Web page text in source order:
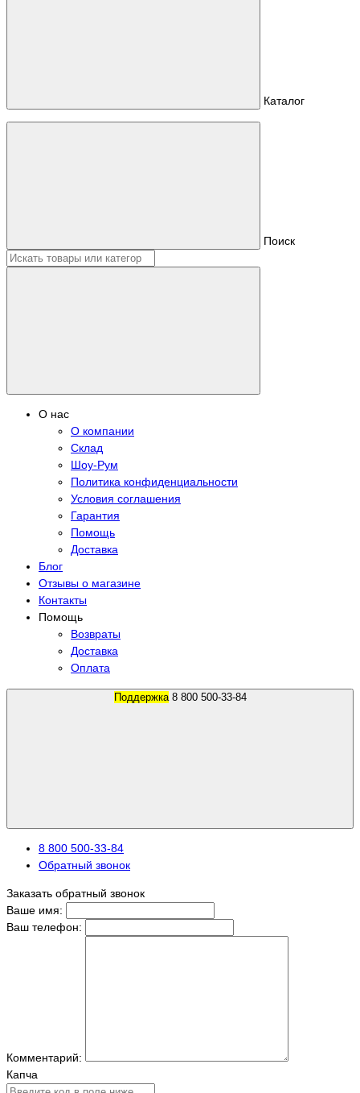
Каталог
Поиск
О нас
О компании
Склад
Шоу-Рум
Политика конфиденциальности
Условия соглашения
Гарантия
Помощь
Доставка
Блог
Отзывы о магазине
Контакты
Помощь
Возвраты
Доставка
Оплата
Поддержка 8 800 500-33-84
8 800 500-33-84
Обратный звонок
Заказать обратный звонок
Ваше имя:
Ваш телефон:
Комментарий:
Капча